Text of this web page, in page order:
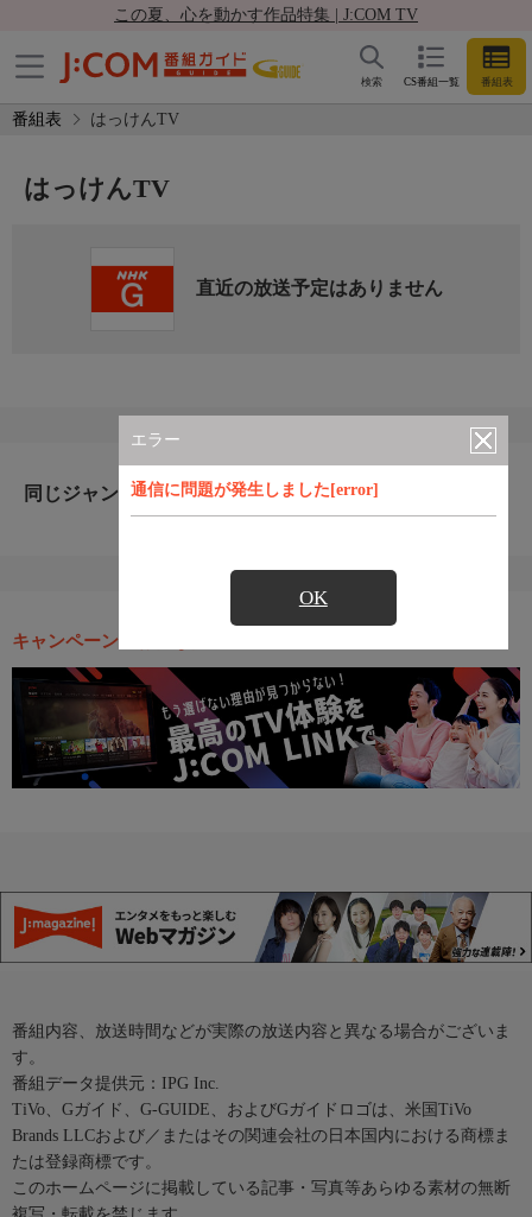
この夏、心を動かす作品特集 | J:COM TV
CS番組一覧 番組表
検索
番組表 はっけんTV
エラー
通信に問題が発生しました[error]
OK
はっけんTV
直近の放送予定はありません
同じジャンルのおすすめ番組
キャンペーン・お得な情報
番組内容、放送時間などが実際の放送内容と異なる場合がございま
す。
番組データ提供元：IPG Inc.
TiVo、Gガイド、G-GUIDE、およびGガイドロゴは、米国TiVo
Brands LLCおよび／またはその関連会社の日本国内における商標ま
たは登録商標です。
このホームページに掲載している記事・写真等あらゆる素材の無断